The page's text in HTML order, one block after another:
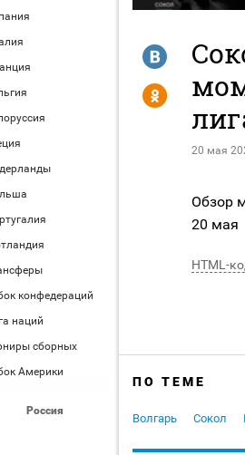
конфедераций
наций
сборных
Америки
Россия
20 мая
R
Y
Обзор
20 мая
HTML-
ПО ТЕМЕ
Волгарь Сокол